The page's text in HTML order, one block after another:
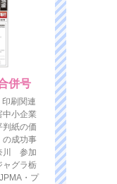
併号
刷関連
小企業
紙の価
成功事
川 参加
ャグラ栃
・プ